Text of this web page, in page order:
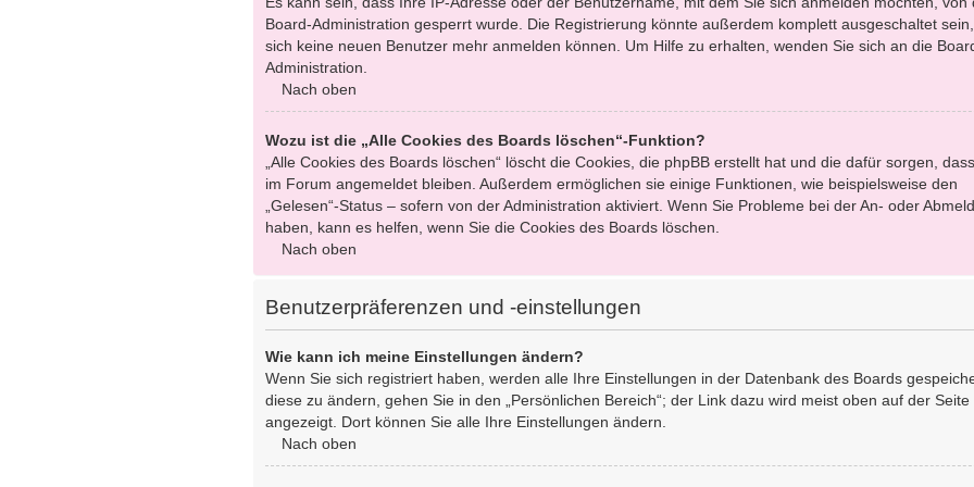
Board-Administration gesperrt wurde. Die Registrierung könnte außerdem komplett ausgeschaltet
sich keine neuen Benutzer mehr anmelden können. Um Hilfe zu erhalten, wenden Sie sich an die
Administration.
Nach oben
Wozu ist die „Alle Cookies des Boards löschen“-Funktion?
„Alle Cookies des Boards löschen“ löscht die Cookies, die phpBB erstellt hat und die dafür sorgen,
im Forum angemeldet bleiben. Außerdem ermöglichen sie einige Funktionen, wie beispielsweise den
„Gelesen“-Status – sofern von der Administration aktiviert. Wenn Sie Probleme bei der An- oder
haben, kann es helfen, wenn Sie die Cookies des Boards löschen.
Nach oben
Benutzerpräferenzen und -einstellungen
Wie kann ich meine Einstellungen ändern?
Wenn Sie sich registriert haben, werden alle Ihre Einstellungen in der Datenbank des Boards
diese zu ändern, gehen Sie in den „Persönlichen Bereich“; der Link dazu wird meist oben auf der Seite
angezeigt. Dort können Sie alle Ihre Einstellungen ändern.
Nach oben